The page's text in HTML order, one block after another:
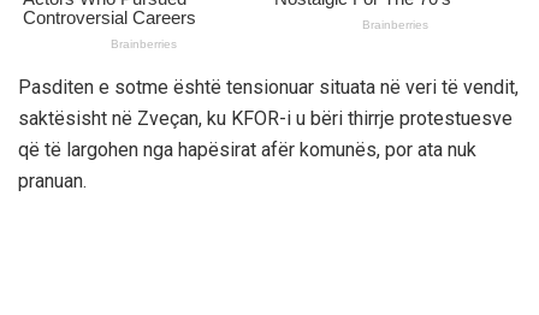
Pasditen e sotme është tensionuar situata në veri të vendit,
saktësisht në Zveçan, ku KFOR-i u bëri thirrje protestuesve
që të largohen nga hapësirat afër komunës, por ata nuk
pranuan.